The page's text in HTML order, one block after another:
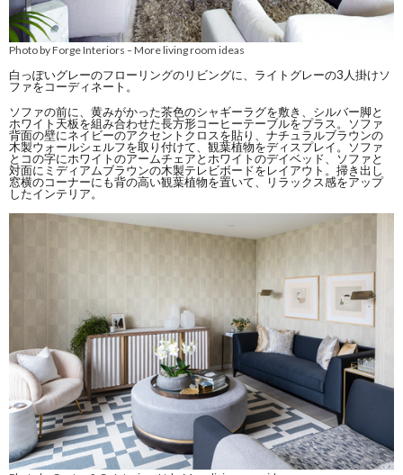
Photo by Forge Interiors –More living room ideas
白っぽいグレーのフローリングのリビングに、ライトグレーの3人掛けソ
ファをコーディネート。
ソファの前に、黄みがかった茶色のシャギーラグを敷き、シルバー脚と
ホワイト天板を組み合わせた長方形コーヒーテーブルをプラス。ソファ
背面の壁にネイビーのアクセントクロスを貼り、ナチュラルブラウンの
木製ウォールシェルフを取り付けて、観葉植物をディスプレイ。ソファ
とコの字にホワイトのアームチェアとホワイトのデイベッド、ソファと
対面にミディアムブラウンの木製テレビボードをレイアウト。掃き出し
窓横のコーナーにも背の高い観葉植物を置いて、リラックス感をアップ
したインテリア。